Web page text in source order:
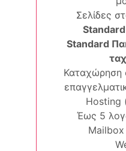
Σελίδες
Standard
Καταχώρηση
Hosting
Έως 5